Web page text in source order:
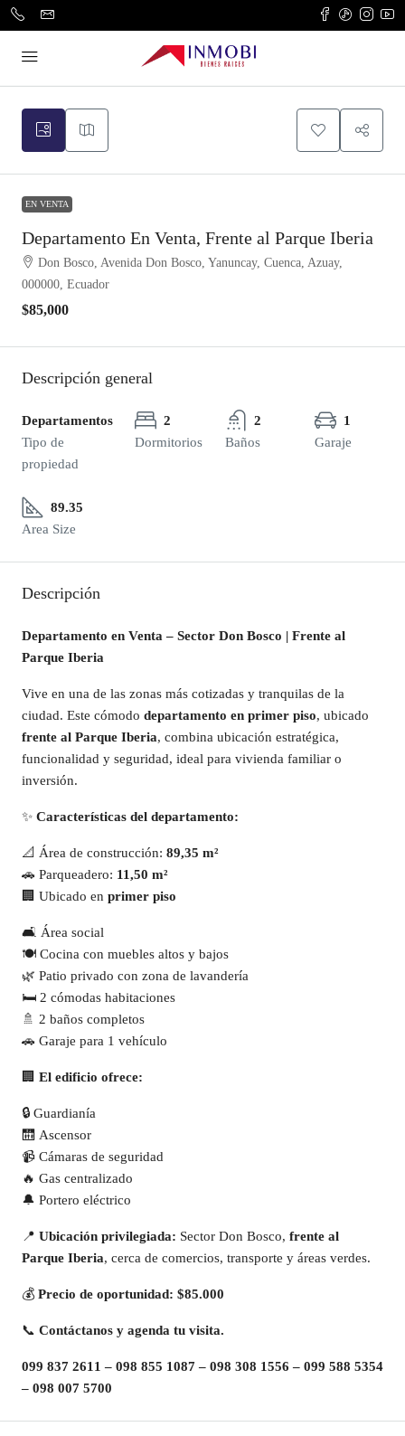
EN VENTA
Departamento En Venta, Frente al Parque Iberia
Don Bosco, Avenida Don Bosco, Yanuncay, Cuenca, Azuay,
000000, Ecuador
$85,000
Descripción general
Departamentos
Tipo de
propiedad
2
Dormitorios
2
Baños
1
Garaje
89.35
Area Size
Descripción
Departamento en Venta – Sector Don Bosco | Frente al
Parque Iberia
Vive en una de las zonas más cotizadas y tranquilas de la
ciudad. Este cómodo departamento en primer piso, ubicado
frente al Parque Iberia, combina ubicación estratégica,
funcionalidad y seguridad, ideal para vivienda familiar o
inversión.
✨ Características del departamento:
📐 Área de construcción: 89,35 m²
🚗 Parqueadero: 11,50 m²
🏢 Ubicado en primer piso
🛋️ Área social
🍽️ Cocina con muebles altos y bajos
🌿 Patio privado con zona de lavandería
🛏️ 2 cómodas habitaciones
🚿 2 baños completos
🚗 Garaje para 1 vehículo
🏢 El edificio ofrece:
🔒 Guardianía
🛗 Ascensor
📹 Cámaras de seguridad
🔥 Gas centralizado
🔔 Portero eléctrico
📍 Ubicación privilegiada: Sector Don Bosco, frente al
Parque Iberia, cerca de comercios, transporte y áreas verdes.
💰 Precio de oportunidad: $85.000
📞 Contáctanos y agenda tu visita.
099 837 2611 – 098 855 1087 – 098 308 1556 – 099 588 5354
– 098 007 5700